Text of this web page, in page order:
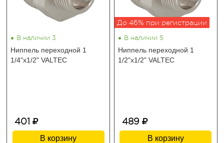
• В наличии 3
Ниппель переходной 1
1/4"х1/2" VALTEC
401
В корзину
До 46% при регистрации
• В наличии 5
Ниппель переходной 1
1/2"х1/2" VALTEC
489
В корзину